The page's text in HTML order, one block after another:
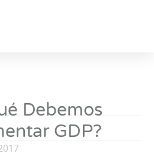
Debemos
GDP?